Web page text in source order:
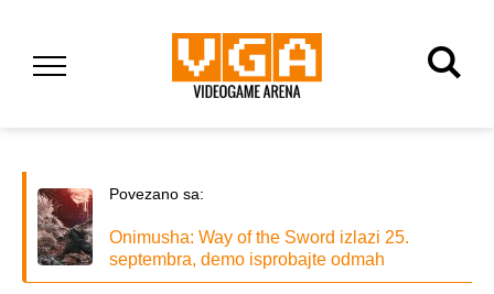
Povezano sa:
Onimusha: Way of the Sword izlazi 25.
septembra, demo isprobajte odmah